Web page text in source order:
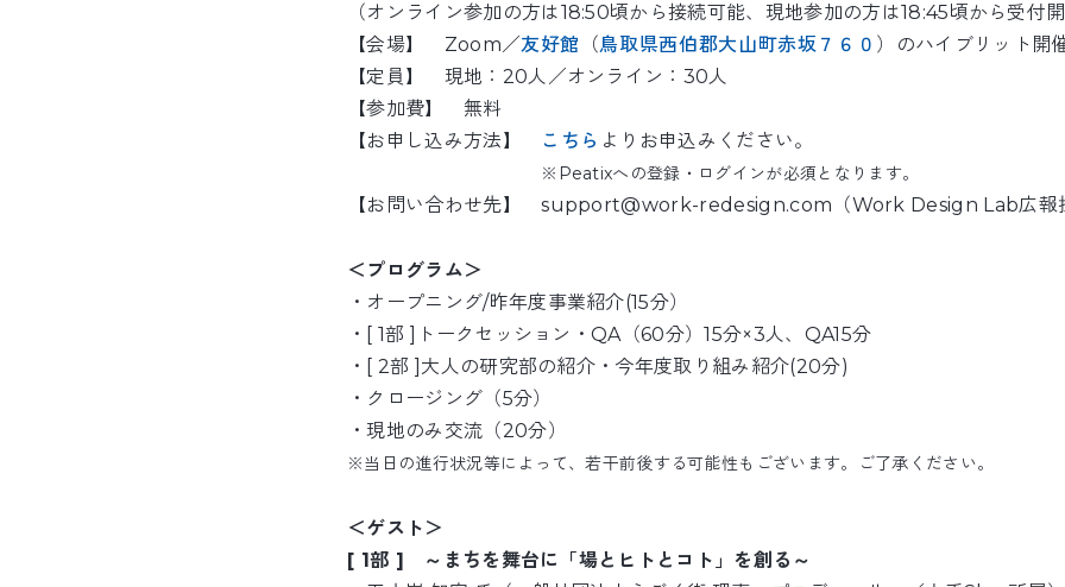
（オンライン参加の方は18:50頃から接続可能、現地参加の方は18:45頃から受付
【会場】 Zoom／友好館 （鳥取県西伯郡大山町赤坂７６０ ）のハイブリット開
【定員】 現地：20人／オンライン：30人
【参加費】 無料
【お申し込み方法】 こちら よりお申込みください。
※Peatixへの登録・ログインが必須となります。
【お問い合わせ先】 support@work-redesign.com（Work Design Lab広報
＜プログラム＞
・オープニング/昨年度事業紹介(15分）
・[ 1部 ]トークセッション・QA（60分）15分×3人、QA15分
・[ 2部 ]大人の研究部の紹介・今年度取り組み紹介(20分)
・クロージング（5分）
・現地のみ交流（20分）
※当日の進行状況等によって、若干前後する可能性もございます。ご了承ください。
＜ゲスト＞
[ 1部 ] ～まちを舞台に「場とヒトとコト」を創る～